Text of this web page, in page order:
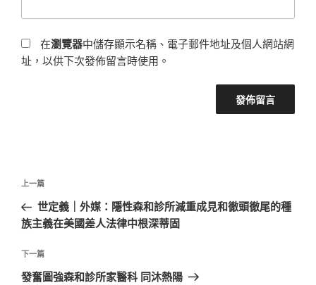
在瀏覽器中儲存顯示名稱、電子郵件地址及個人網站網
址，以供下次發佈留言時使用。
文
導
覽
上
一
篇
章
上一篇
世定義｜外媒：隱性森和診所減重成見和徹頭徹尾的種
族主義在美國差人法律中根深蒂固
下
一
下一篇
發奮圖強森和診所家醫科 同沐熱陽